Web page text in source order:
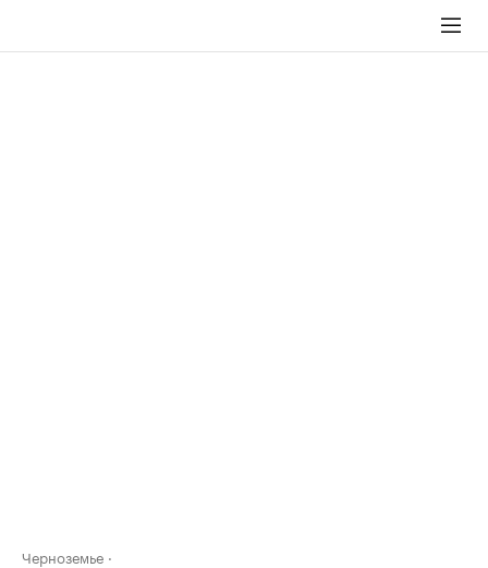
Черноземье